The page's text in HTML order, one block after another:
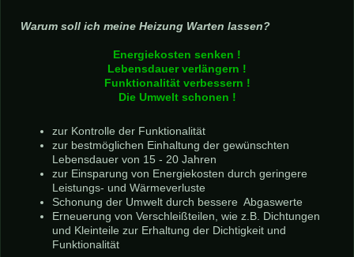
Warum soll ich meine Heizung Warten lassen?
Energiekosten senken !
Lebensdauer verlängern !
Funktionalität verbessern !
Die Umwelt schonen !
zur Kontrolle der Funktionalität
zur bestmöglichen Einhaltung der gewünschten
Lebensdauer von 15 - 20 Jahren
zur Einsparung von Energiekosten durch geringere
Leistungs- und Wärmeverluste
Schonung der Umwelt durch bessere Abgaswerte
Erneuerung von Verschleißteilen, wie z.B. Dichtungen
und Kleinteile zur Erhaltung der Dichtigkeit und
Funktionalität